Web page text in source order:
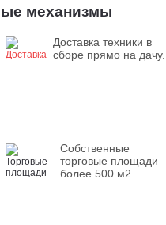
механизмы
Доставка техники в
сборе прямо на дачу.
Собственные
торговые площади
более 500 м2